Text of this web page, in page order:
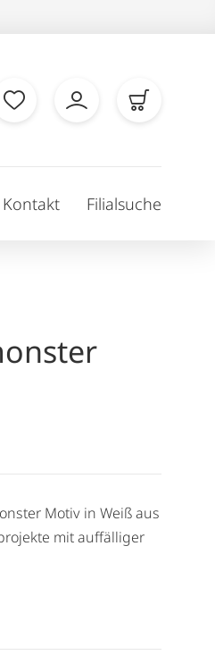
Kontakt Filialsuche
Motiv in Weiß aus
mit auffälliger